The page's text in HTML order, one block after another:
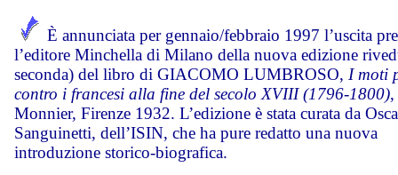
È annunciata per gennaio/febbraio 1997 l’uscita
l’editore Minchella di Milano della nuova edizione
seconda) del libro di GIACOMO LUMBROSO, I moti
contro i francesi alla fine del secolo XVIII (1796-1800)
Monnier, Firenze 1932. L’edizione è stata curata da
Sanguinetti, dell’ISIN, che ha pure redatto una nuova
introduzione storico-biografica.